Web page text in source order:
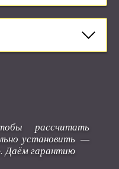
рассчитать
установить —
Даём гарантию